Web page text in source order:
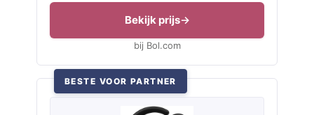
Bekijk prijs
bij Bol.com
BESTE VOOR PARTNER